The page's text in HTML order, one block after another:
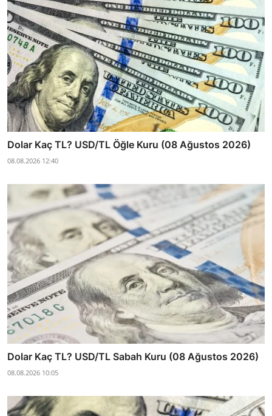
Dolar Kaç TL? USD/TL Öğle Kuru (08 Ağustos 2026)
08.08.2026 12:40
Dolar Kaç TL? USD/TL Sabah Kuru (08 Ağustos 2026)
08.08.2026 10:05